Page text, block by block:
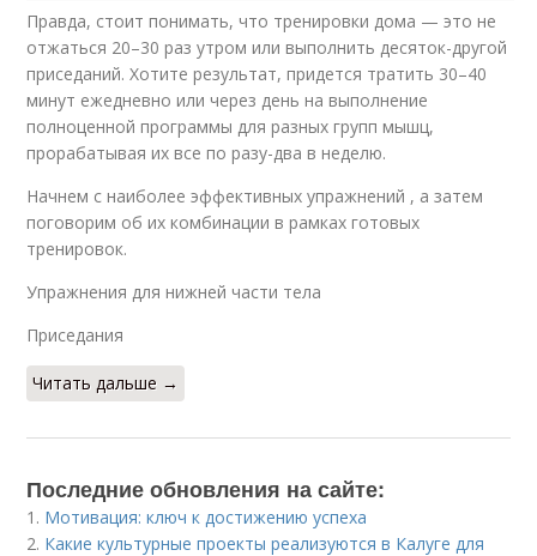
Правда, стоит понимать, что тренировки дома — это не
отжаться 20–30 раз утром или выполнить десяток-другой
приседаний. Хотите результат, придется тратить 30–40
минут ежедневно или через день на выполнение
полноценной программы для разных групп мышц,
прорабатывая их все по разу-два в неделю.
Начнем с наиболее эффективных упражнений , а затем
поговорим об их комбинации в рамках готовых
тренировок.
Упражнения для нижней части тела
Приседания
Читать дальше →
Последние обновления на сайте:
1. Мотивация: ключ к достижению успеха
2. Какие культурные проекты реализуются в Калуге для